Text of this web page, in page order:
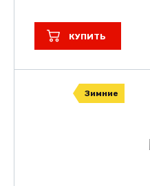
КУПИТЬ
Зимние